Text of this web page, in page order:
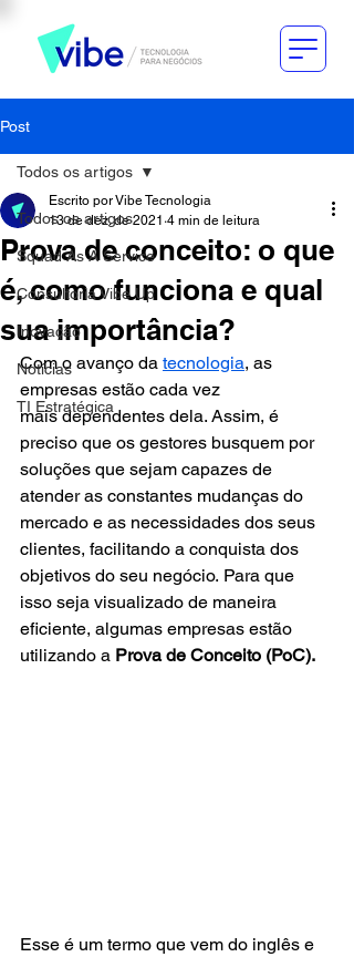
Post
Todos os artigos
Squad As A Service
Consultoria Vibe Up
Inovação
Notícias
TI Estratégica
Todos os artigos
Prova de conceito: o que
é, como funciona e qual
sua importância?
Escrito por Vibe Tecnologia
13 de dez. de 2021 4 min de leitura
Com o avanço da tecnologia, as
empresas estão cada vez
mais dependentes dela. Assim, é
preciso que os gestores busquem por
soluções que sejam capazes de
atender as constantes mudanças do
mercado e as necessidades dos seus
clientes, facilitando a conquista dos
objetivos do seu negócio. Para que
isso seja visualizado de maneira
eficiente, algumas empresas estão
utilizando a Prova de Conceito (PoC).
Esse é um termo que vem do inglês e